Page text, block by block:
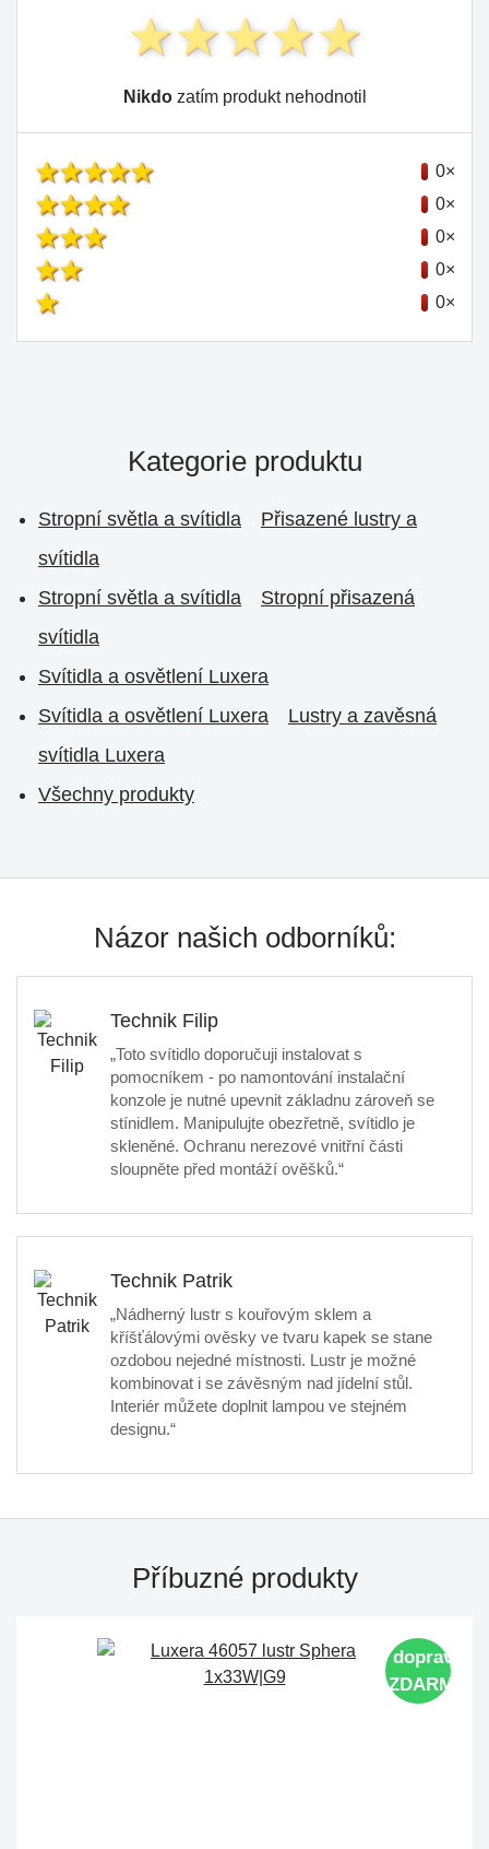
Nikdozatím produkt nehodnotil
0×
0×
0×
0×
0×
Kategorie produktu
Stropní světla a svítidla
Přisazené lustry a
svítidla
Stropní světla a svítidla
Stropní přisazená
svítidla
Svítidla a osvětlení Luxera
Svítidla a osvětlení Luxera
Lustry a zavěsná
svítidla Luxera
Všechny produkty
Názor našich odborníků:
Technik Filip
„Toto svítidlo doporučuji instalovat s
pomocníkem - po namontování instalační
konzole je nutné upevnit základnu zároveň se
stínidlem. Manipulujte obezřetně, svítidlo je
skleněné. Ochranu nerezové vnitřní části
sloupněte před montáží ověšků.“
Technik Patrik
„Nádherný lustr s kouřovým sklem a
kříšťálovými ověsky ve tvaru kapek se stane
ozdobou nejedné místnosti. Lustr je možné
kombinovat i se závěsným nad jídelní stůl.
Interiér můžete doplnit lampou ve stejném
designu.“
Příbuzné produkty
doprava
ZDARMA